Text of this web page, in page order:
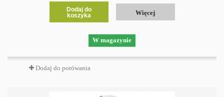
Dodaj do
koszyka
Więcej
W magazynie
Dodaj do porówania